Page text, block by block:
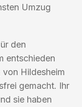
Umzug
den
entschieden
von Hildesheim
gemacht. Ihr
sie haben